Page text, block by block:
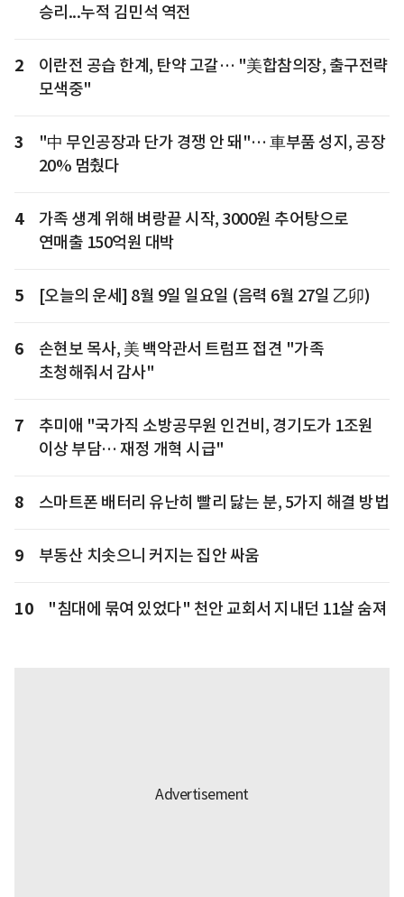
승리...누적 김민석 역전
2
이란전 공습 한계, 탄약 고갈… "美합참의장, 출구전략
모색중"
3
"中 무인공장과 단가 경쟁 안 돼"… 車부품 성지, 공장
20% 멈췄다
4
가족 생계 위해 벼랑끝 시작, 3000원 추어탕으로
연매출 150억원 대박
5 [오늘의 운세] 8월 9일 일요일 (음력 6월 27일 乙卯)
6
손현보 목사, 美 백악관서 트럼프 접견 "가족
초청해줘서 감사"
7
추미애 "국가직 소방공무원 인건비, 경기도가 1조원
이상 부담… 재정 개혁 시급"
8 스마트폰 배터리 유난히 빨리 닳는 분, 5가지 해결 방법
9 부동산 치솟으니 커지는 집안 싸움
10 "침대에 묶여 있었다" 천안 교회서 지내던 11살 숨져